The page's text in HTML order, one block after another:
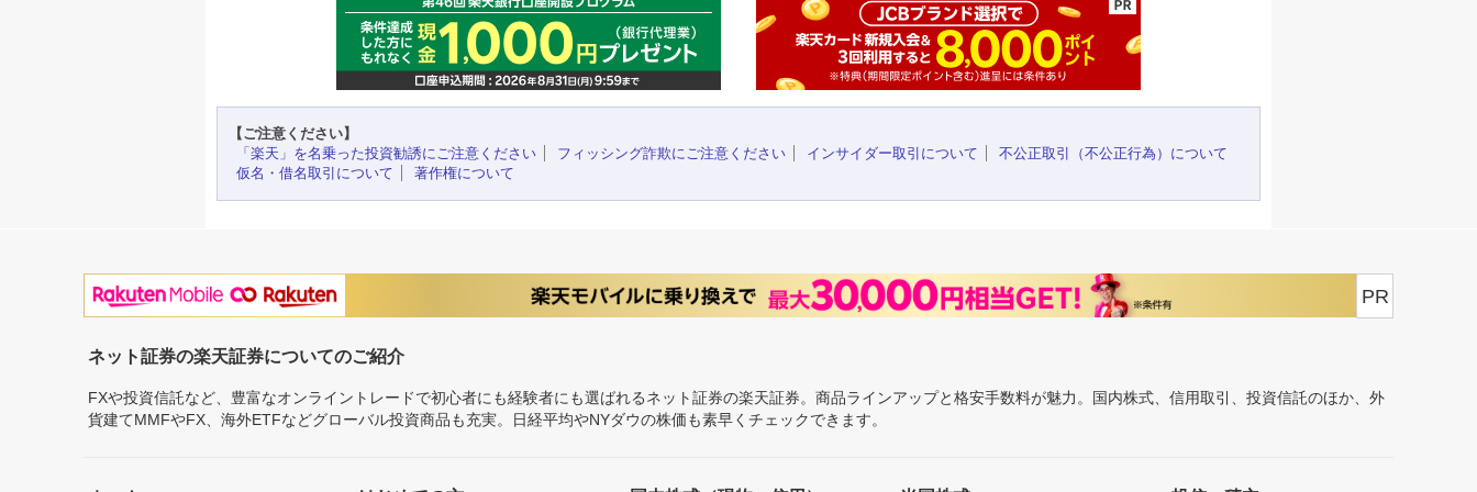
【ご注意ください】
「楽天」を名乗った投資勧誘にご注意ください
フィッシング詐欺にご注意ください インサイダー取引について
不公正取引（不公正行為）について
仮名・借名取引について
著作権について
PR
ネット証券の楽天証券についてのご紹介
FXや投資信託など、豊富なオンライントレードで初心者にも経験者にも選ばれるネット証券の楽天証券。商品ラインアップと格安手数料が魅力。国内株式、信用取引、投資信託のほか、外
貨建てMMFやFX、海外ETFなどグローバル投資商品も充実。日経平均やNYダウの株価も素早くチェックできます。